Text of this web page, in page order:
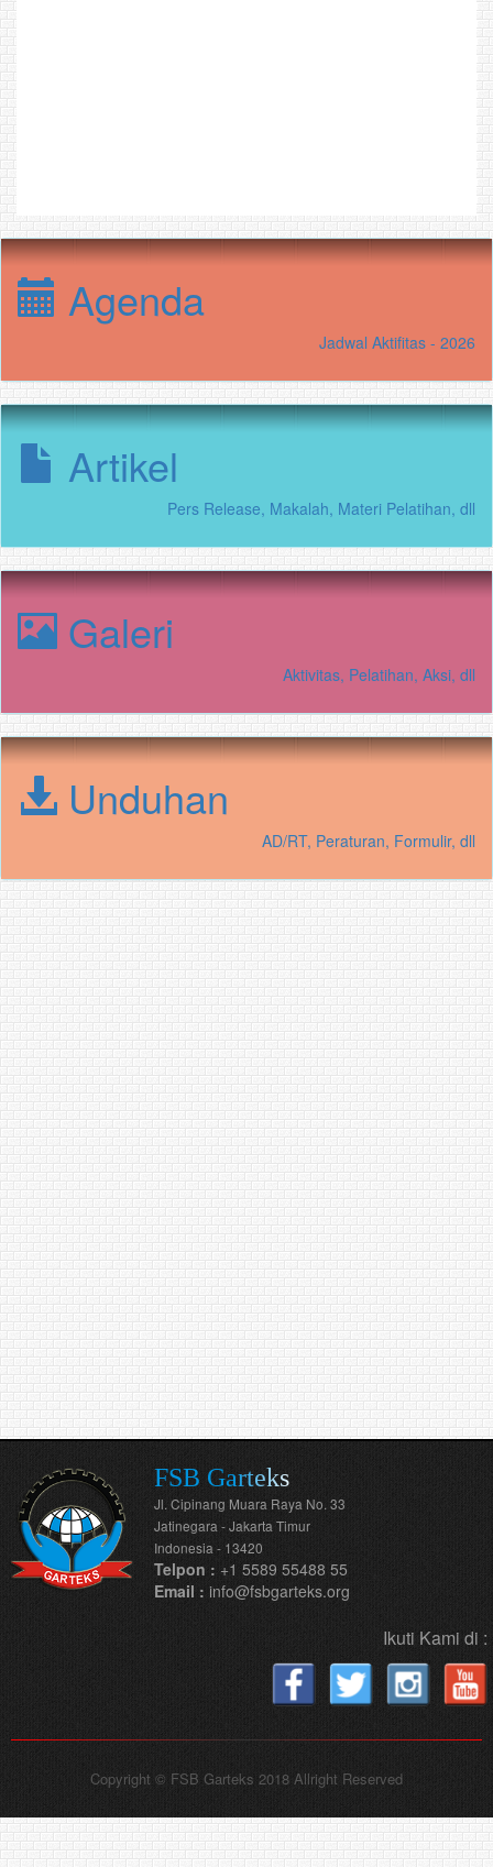
Agenda
Jadwal Aktifitas - 2026
Artikel
Pers Release, Makalah, Materi Pelatihan, dll
Galeri
Aktivitas, Pelatihan, Aksi, dll
Unduhan
AD/RT, Peraturan, Formulir, dll
FSB Garteks
Jl. Cipinang Muara Raya No. 33
Jatinegara - Jakarta Timur
Indonesia - 13420
Telpon : +1 5589 55488 55
Email : info@fsbgarteks.org
Ikuti Kami di :
Copyright © FSB Garteks 2018 Allright Reserved